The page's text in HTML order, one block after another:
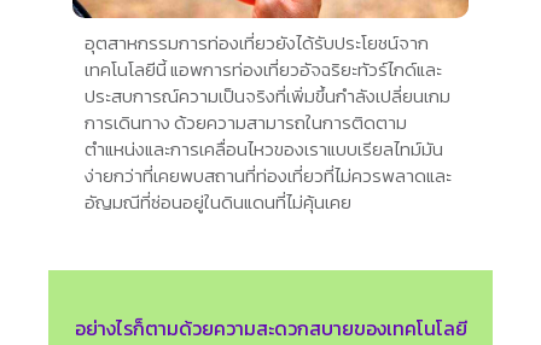
อุตสาหกรรมการท่องเที่ยวยังได้รับประโยชน์จาก
เทคโนโลยีนี้ แอพการท่องเที่ยวอัจฉริยะทัวร์ไกด์และ
ประสบการณ์ความเป็นจริงที่เพิ่มขึ้นกำลังเปลี่ยนเกม
การเดินทาง ด้วยความสามารถในการติดตาม
ตำแหน่งและการเคลื่อนไหวของเราแบบเรียลไทม์มัน
ง่ายกว่าที่เคยพบสถานที่ท่องเที่ยวที่ไม่ควรพลาดและ
อัญมณีที่ซ่อนอยู่ในดินแดนที่ไม่คุ้นเคย
อย่างไรก็ตามด้วยความสะดวกสบายของเทคโนโลยี